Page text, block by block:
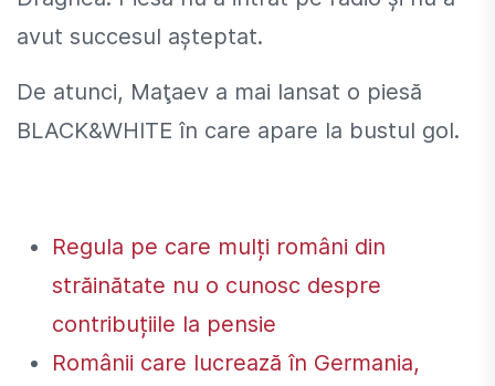
avut succesul aşteptat.
De atunci, Maţaev a mai lansat o piesă
BLACK&WHITE în care apare la bustul gol.
Regula pe care mulți români din
străinătate nu o cunosc despre
contribuțiile la pensie
Românii care lucrează în Germania,